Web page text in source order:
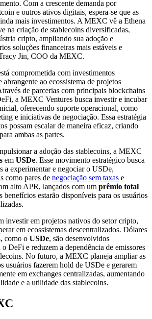
Com a crescente demanda por
e outros ativos digitais, espera-se que as
mais investimentos. A MEXC vê a Ethena
na criação de stablecoins diversificadas,
cripto, ampliando sua adoção e
soluções financeiras mais estáveis e
Jin, COO da MEXC.
comprometida com investimentos
abrangente ao ecossistema de projetos
de parcerias com principais blockchains
a MEXC Ventures busca investir e incubar
oferecendo suporte operacional, como
e iniciativas de negociação. Essa estratégia
possam escalar de maneira eficaz, criando
ambas as partes.
a adoção das stablecoins, a MEXC
em USDe. Esse movimento estratégico busca
a experimentar e negociar o USDe,
como pares de negociação sem taxas e
alto APR, lançados com um prêmio total
benefícios estarão disponíveis para os usuários
investir em projetos nativos do setor cripto,
em ecossistemas descentralizados. Dólares
como o USDe, são desenvolvidos
DeFi e reduzem a dependência de emissores
No futuro, a MEXC planeja ampliar as
usuários fazerem hold de USDe e gerarem
em exchanges centralizadas, aumentando
e a utilidade das stablecoins.